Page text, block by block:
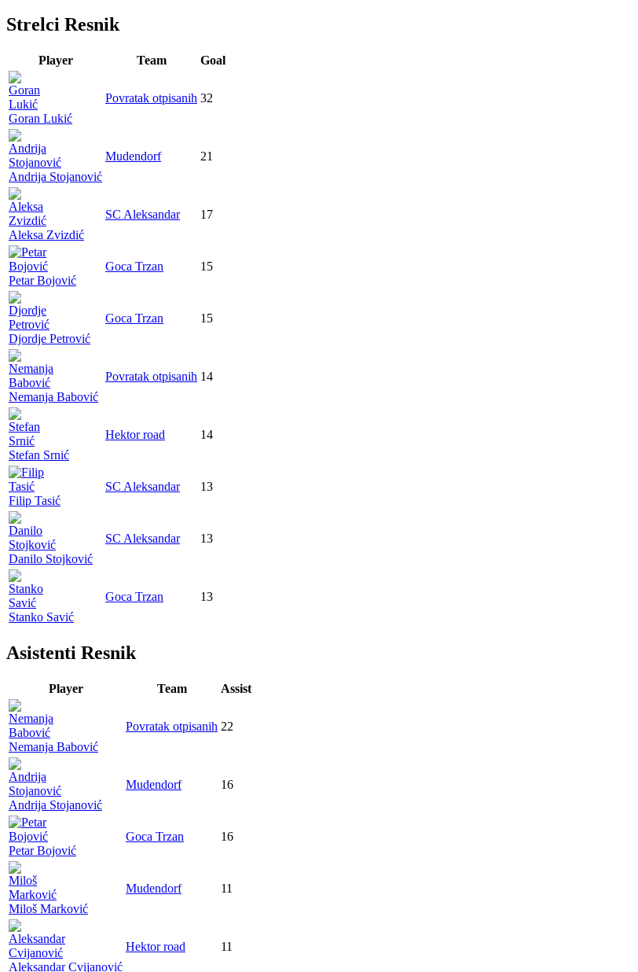
Strelci Resnik
Player Team Goal
Goran Lukić
Povratak otpisanih 32
Andrija Stojanović
Mudendorf 21
Aleksa Zvizdić
SC Aleksandar 17
Petar Bojović
Goca Trzan 15
Djordje Petrović
Goca Trzan 15
Nemanja Babović
Povratak otpisanih 14
Stefan Srnić
Hektor road 14
Filip Tasić
SC Aleksandar 13
Danilo Stojković
SC Aleksandar 13
Stanko Savić
Goca Trzan 13
Asistenti Resnik
Player Team Assist
Nemanja Babović
Povratak otpisanih 22
Andrija Stojanović
Mudendorf 16
Petar Bojović
Goca Trzan 16
Miloš Marković
Mudendorf 11
Aleksandar Cvijanović
Hektor road 11